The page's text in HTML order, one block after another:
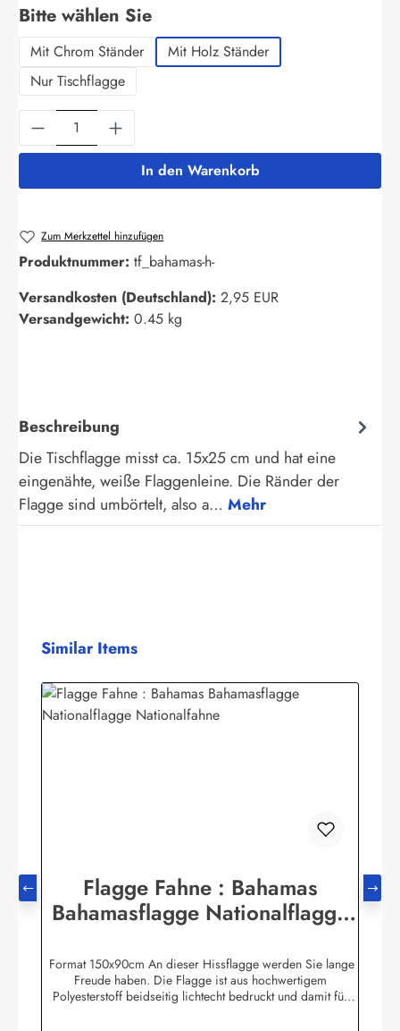
Bitte wählen Sieauswählen
Mit Chrom Ständer
Mit Holz Ständer
Nur Tischflagge
Produkt Anzahl: Gib den gewünschten
In den Warenkorb
Zum Merkzettel hinzufügen
Produktnummer: tf_bahamas-h-
Versandkosten (Deutschland): 2,95 EUR
Versandgewicht: 0.45 kg
Beschreibung
Die Tischflagge misst ca. 15x25 cm und hat eine
eingenähte, weiße Flaggenleine. Die Ränder der
Flagge sind umbörtelt, also a… Mehr
Produktgalerie überspringen
Similar Items
Flagge Fahne : Bahamas
Bahamasflagge Nationalflagge
Format 150x90cm An dieser Hissflagge werden Sie lange
Freude haben. Die Flagge ist aus hochwertigem
Polyesterstoff beidseitig lichtecht bedruckt und damit für